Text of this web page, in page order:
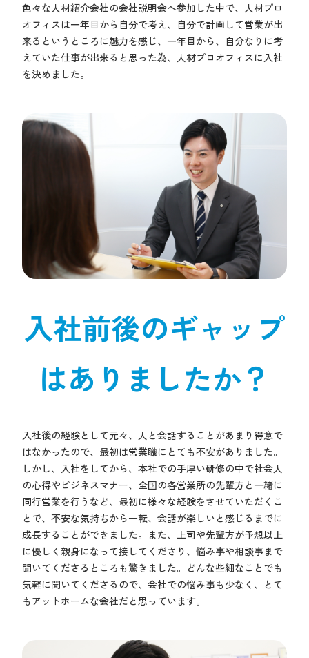
色々な人材紹介会社の会社説明会へ参加した中で、人材プロ
オフィスは一年目から自分で考え、自分で計画して営業が出
来るというところに魅力を感じ、一年目から、自分なりに考
えていた仕事が出来ると思った為、人材プロオフィスに入社
を決めました。
入社前後のギャップ
はありましたか？
入社後の経験として元々、人と会話することがあまり得意で
はなかったので、最初は営業職にとても不安がありました。
しかし、入社をしてから、本社での手厚い研修の中で社会人
の心得やビジネスマナー、全国の各営業所の先輩方と一緒に
同行営業を行うなど、最初に様々な経験をさせていただくこ
とで、不安な気持ちから一転、会話が楽しいと感じるまでに
成長することができました。また、上司や先輩方が予想以上
に優しく親身になって接してくださり、悩み事や相談事まで
聞いてくださるところも驚きました。どんな些細なことでも
気軽に聞いてくださるので、会社での悩み事も少なく、とて
もアットホームな会社だと思っています。